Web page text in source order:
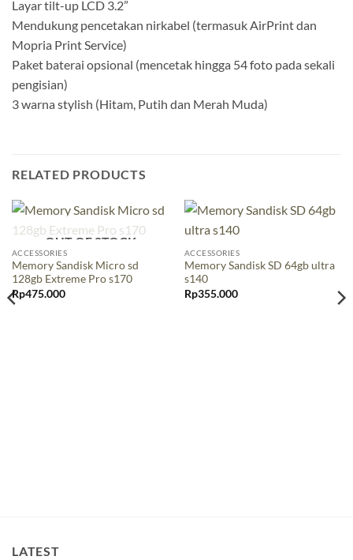
Layar tilt-up LCD 3.2”
Mendukung pencetakan nirkabel (termasuk AirPrint dan
Mopria Print Service)
Paket baterai opsional (mencetak hingga 54 foto pada sekali
pengisian)
3 warna stylish (Hitam, Putih dan Merah Muda)
RELATED PRODUCTS
OUT OF STOCK
ACCESSORIES
Memory Sandisk Micro sd
128gb Extreme Pro s170
Rp475.000
ACCESSORIES
Memory Sandisk SD 64gb ultra
s140
Rp355.000
LATEST